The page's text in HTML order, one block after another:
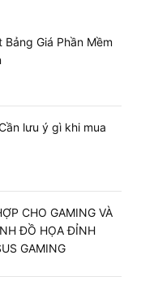
Giá Phần Mềm
lưu ý gì khi mua
CHO GAMING VÀ
ĐỒ HỌA ĐỈNH
GAMING